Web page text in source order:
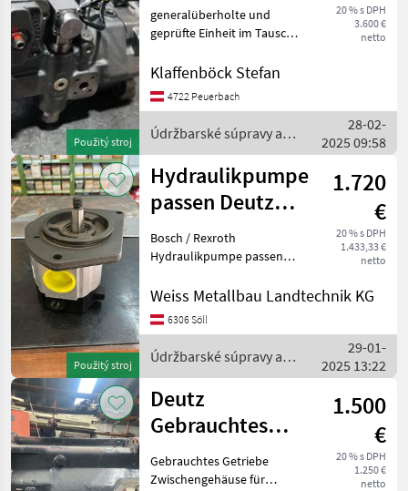
Použitý stroj
20 % s DPH
3.600 €
netto
generalüberholte und
geprüfte Einheit im Tausch
súčiastky Náhradné diely
Klaffenböck Stefan
4722 Peuerbach
Údržbarské súpravy a
súčiastky / Deutz Fahr
28-02-
2025 09:58
Použitý stroj
Hydraulikpumpe
passen Deutz
Fahr
1.720
€
20 % s DPH
1.433,33 €
netto
Bosch / Rexroth
Hydraulikpumpe passend
sich hierbei um eine neue
Hydraulikpumpe passend
zu Deutz Fahr Agrotron
MK1 (4.70, 4
Weiss Metallbau Landtechnik KG
6306 Söll
Údržbarské súpravy a
súčiastky / Deutz Fahr
29-01-
2025 13:22
Deutz
Gebrauchtes
Zwischengehäuse
1.500
€
20 % s DPH
1.250 €
netto
Gebrauchtes Getriebe
Zwischengehäuse für